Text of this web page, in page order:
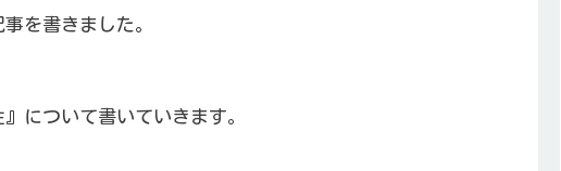
を書きました。
について書いていきます。